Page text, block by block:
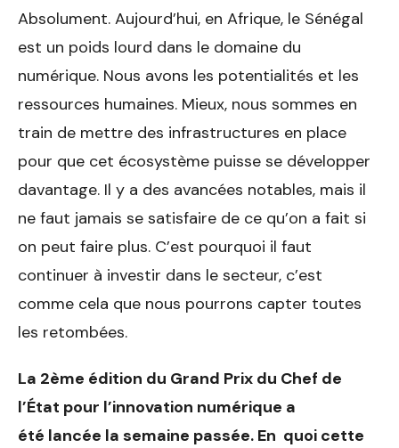
Absolument. Aujourd’hui, en Afrique, le Sénégal
est un poids lourd dans le domaine du
numérique. Nous avons les potentialités et les
ressources humaines. Mieux, nous sommes en
train de mettre des infrastructures en place
pour que cet écosystème puisse se développer
davantage. Il y a des avancées notables, mais il
ne faut jamais se satisfaire de ce qu’on a fait si
on peut faire plus. C’est pourquoi il faut
continuer à investir dans le secteur, c’est
comme cela que nous pourrons capter toutes
les retombées.
La 2ème édition du Grand Prix du Chef de
l’État pour l’innovation numérique a
été lancée la semaine passée. En quoi cette